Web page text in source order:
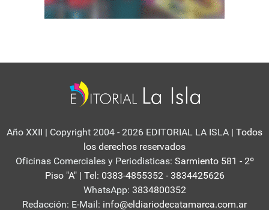
Año XXII | Copyright 2004 - 2026 EDITORIAL LA ISLA | Todos
los derechos reservados
Oficinas Comerciales y Periodisticas: Sarmiento 581 - 2º
Piso "A" | Tel: 0383-4855352 - 3834425626
WhatsApp: 3834800352
Redacción: E-Mail: info@eldiariodecatamarca.com.ar